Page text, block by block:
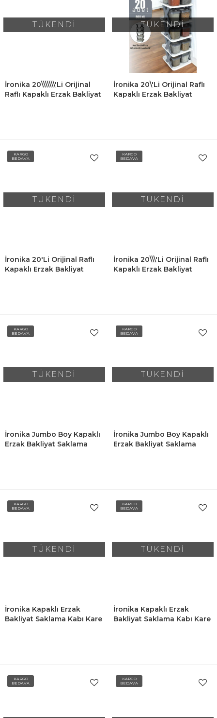
TÜKENDİ
İronika 20\\\\\\\'li Orijinal
Raflı Kapaklı Erzak Bakliyat
TÜKENDİ
İronika 20\'li Orijinal Raflı
Kapaklı Erzak Bakliyat
KARGO
BEDAVA
TÜKENDİ
İronika 20'li Orijinal Raflı
Kapaklı Erzak Bakliyat
KARGO
BEDAVA
TÜKENDİ
İronika 20\\\'li Orijinal Raflı
Kapaklı Erzak Bakliyat
KARGO
BEDAVA
TÜKENDİ
İronika Jumbo Boy Kapaklı
Erzak Bakliyat Saklama
KARGO
BEDAVA
TÜKENDİ
İronika Jumbo Boy Kapaklı
Erzak Bakliyat Saklama
KARGO
BEDAVA
TÜKENDİ
İronika Kapaklı Erzak
Bakliyat Saklama Kabı Kare
KARGO
BEDAVA
TÜKENDİ
İronika Kapaklı Erzak
Bakliyat Saklama Kabı Kare
KARGO
BEDAVA
KARGO
BEDAVA